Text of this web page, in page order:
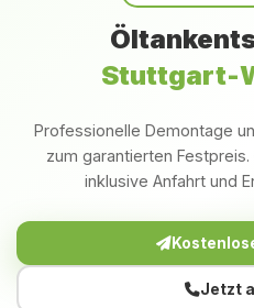
Stuttgart-
Professionelle Demontage
zum garantierten
inklusive Anfahrt und
Jetzt